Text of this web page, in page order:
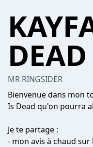
DEAD
MR RINGSIDER
Bienvenue dans mon
Is Dead qu'on pourra
Je te partage :
- mon avis à chaud